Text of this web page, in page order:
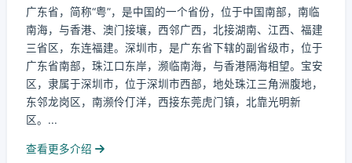
广东省，简称“粤”，是中国的一个省份，位于中国南部，南临
南海，与香港、澳门接壤，西邻广西，北接湖南、江西、福建
三省区，东连福建。深圳市，是广东省下辖的副省级市，位于
广东省南部，珠江口东岸，濒临南海，与香港隔海相望。宝安
区，隶属于深圳市，位于深圳市西部，地处珠江三角洲腹地，
东邻龙岗区，南濒伶仃洋，西接东莞虎门镇，北靠光明新
区。...
查看更多介绍